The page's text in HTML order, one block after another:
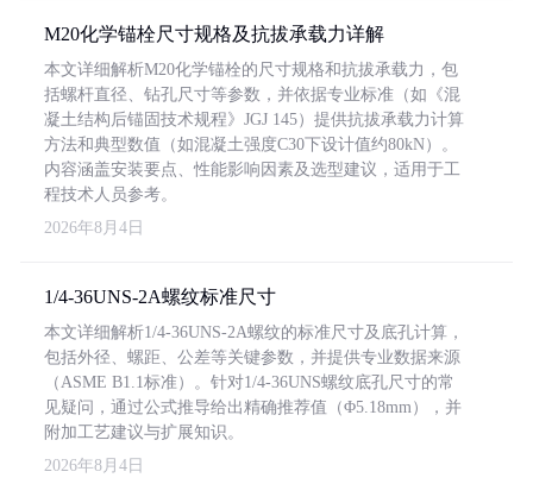
M20化学锚栓尺寸规格及抗拔承载力详解
本文详细解析M20化学锚栓的尺寸规格和抗拔承载力，包
括螺杆直径、钻孔尺寸等参数，并依据专业标准（如《混
凝土结构后锚固技术规程》JGJ 145）提供抗拔承载力计算
方法和典型数值（如混凝土强度C30下设计值约80kN）。
内容涵盖安装要点、性能影响因素及选型建议，适用于工
程技术人员参考。
2026年8月4日
1/4-36UNS-2A螺纹标准尺寸
本文详细解析1/4-36UNS-2A螺纹的标准尺寸及底孔计算，
包括外径、螺距、公差等关键参数，并提供专业数据来源
（ASME B1.1标准）。针对1/4-36UNS螺纹底孔尺寸的常
见疑问，通过公式推导给出精确推荐值（Φ5.18mm），并
附加工艺建议与扩展知识。
2026年8月4日